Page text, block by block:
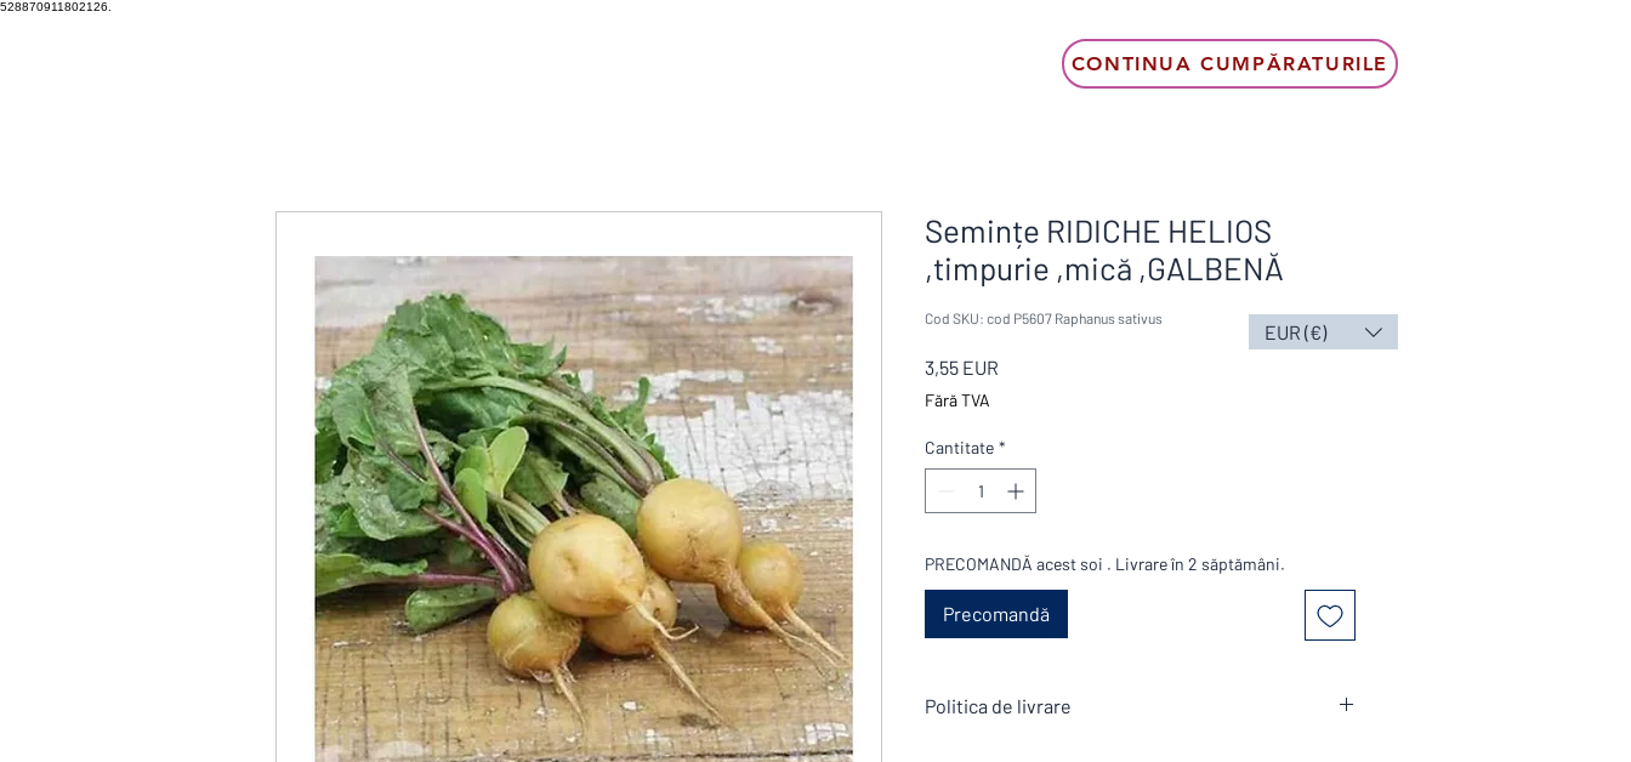
528870911802126.
Semințe RIDICHE HELIOS
,timpurie ,mică ,GALBENĂ
Cod SKU: cod P5607 Raphanus sativus
3,55 EUR
Fără TVA
Cantitate *
PRECOMANDĂ acest soi . Livrare în 2 săptămâni.
Precomandă
Politica de livrare
CONTINUA CUMPĂRATURILE
EUR (€)